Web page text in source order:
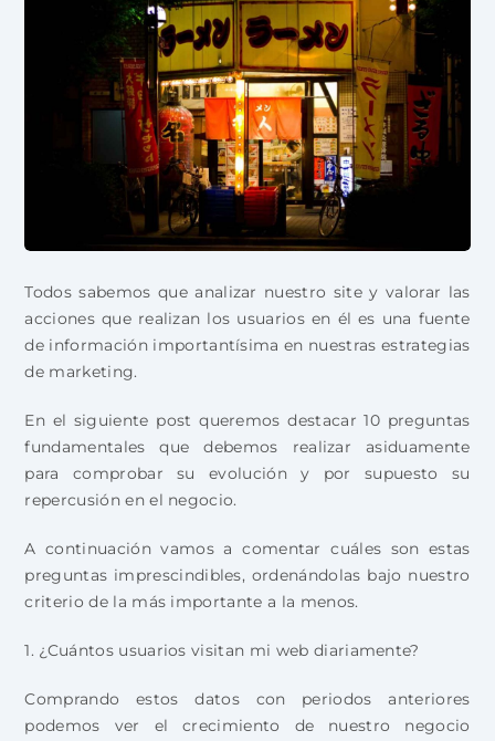
Todos sabemos que analizar nuestro site y valorar las
acciones que realizan los usuarios en él es una fuente
de información importantísima en nuestras estrategias
de marketing.
En el siguiente post queremos destacar 10 preguntas
fundamentales que debemos realizar asiduamente
para comprobar su evolución y por supuesto su
repercusión en el negocio.
A continuación vamos a comentar cuáles son estas
preguntas imprescindibles, ordenándolas bajo nuestro
criterio de la más importante a la menos.
1. ¿Cuántos usuarios visitan mi web diariamente?
Comprando estos datos con periodos anteriores
podemos ver el crecimiento de nuestro negocio